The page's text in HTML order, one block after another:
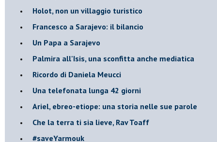
Holot, non un villaggio turistico
Francesco a Sarajevo: il bilancio
Un Papa a Sarajevo
Palmira all'Isis, una sconfitta anche mediatica
Ricordo di Daniela Meucci
​Una telefonata lunga 42 giorni
​Ariel, ebreo-etiope: una storia nelle sue parole
Che la terra ti sia lieve, Rav Toaff
​#saveYarmouk